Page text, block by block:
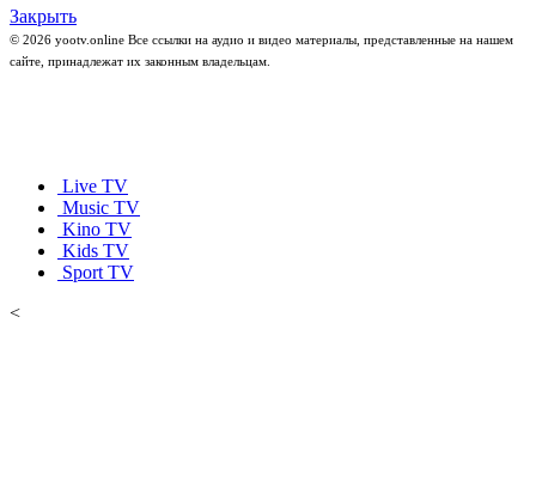
Закрыть
© 2026 yootv.online Все ссылки на аудио и видео материалы, представленные на нашем
сайте, принадлежат их законным владельцам.
Live TV
Music TV
Kino TV
Kids TV
Sport TV
<